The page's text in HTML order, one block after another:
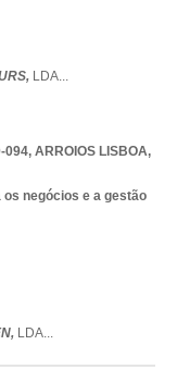
LDA...
094, ARROIOS LISBOA,
negócios e a gestão
LDA...